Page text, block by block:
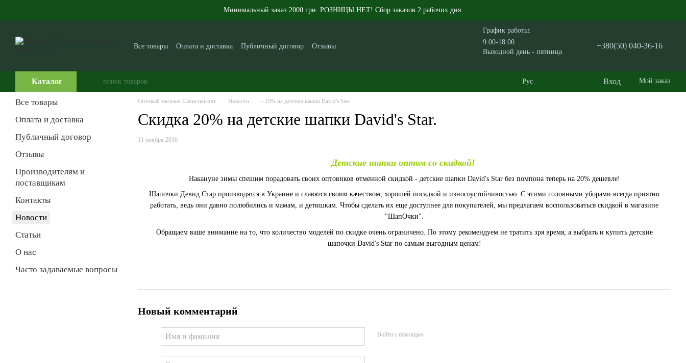
Минимальный заказ 2000 грн. РОЗНИЦЫ НЕТ! Сбор заказов 2 рабочих дня.
Все товары Оплата и доставка Публичный договор
Отзывы
График работы:
9:00-18:00
Выходной день - пятница
+380(50) 040-36-16
Каталог Рус Вход Мой заказ
Оптовый магазин Шапочки-опт Новости - 20% на детские шапки David's Star
Скидка 20% на детские шапки David's Star.
11 ноября 2016
Детские шапки оптом со скидкой!
Накануне зимы спешим порадовать своих оптовиков отменной скидкой - детские шапки David's Star без помпона теперь на 20% дешевле!
Шапочки Девид Стар производятся в Украине и славятся своим качеством, хорошей посадкой и износоустойчивостью. С этими головными уборами всегда приятно
работать, ведь они давно полюбились и мамам, и детишкам. Чтобы сделать их еще доступнее для покупателей, мы предлагаем воспользоваться скидкой в магазине
"ШапОчки".
Обращаем ваше внимание на то, что количество моделей по скидке очень ограничено. По этому рекомендуем не тратить зря время, а выбрать и купить детские
шапочки David's Star по самым выгодным ценам!
Новый комментарий
Войти с помощью
Все товары
Оплата и доставка
Публичный договор
Отзывы
Производителям и
поставщикам
Контакты
Новости
Статьи
О нас
Часто задаваемые вопросы